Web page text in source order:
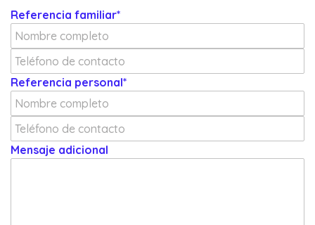
Referencia familiar*
Referencia personal*
Mensaje adicional